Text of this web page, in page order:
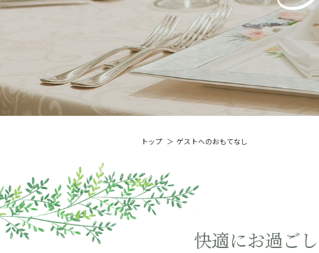
トップ ゲストへのおもてなし
快適にお過ご